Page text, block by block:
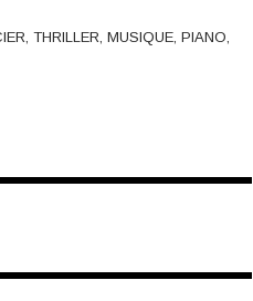
THRILLER MUSIQUE, PIANO